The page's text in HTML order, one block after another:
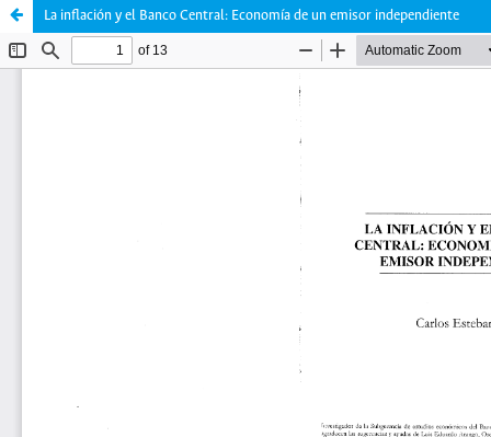
La inflación y el Banco Central: Economía de un emisor independiente